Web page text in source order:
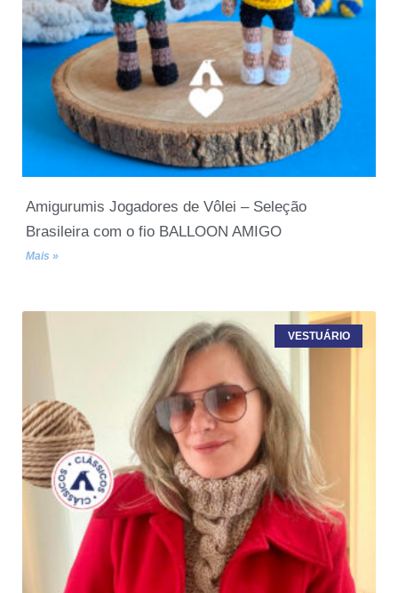
Amigurumis Jogadores de Vôlei – Seleção
Brasileira com o fio BALLOON AMIGO
Mais »
VESTUÁRIO